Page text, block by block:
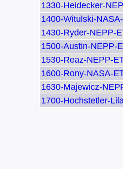
1330-Heidecker-
1400-Witulski-
1430-Ryder-NEPP-
1500-Austin-NEPP-
1530-Reaz-NEPP-
1600-Rony-NASA-
1630-Majewicz-
1700-Hochstetler-